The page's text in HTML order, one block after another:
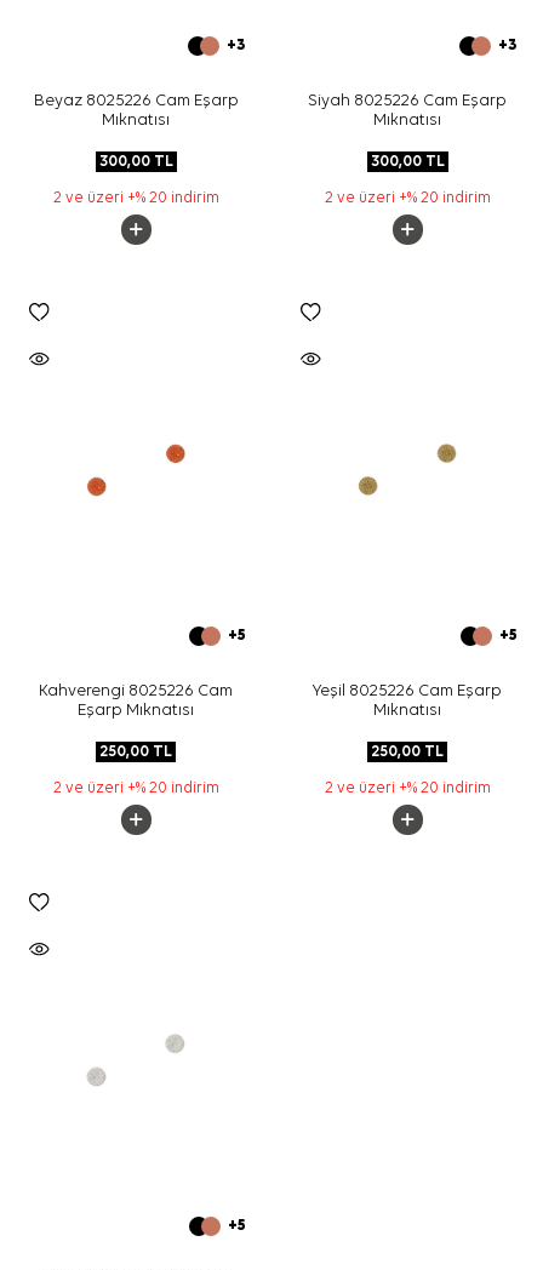
+3
Beyaz 8025226 Cam Eşarp
Mıknatısı
300,00TL
2 ve üzeri +% 20 indirim
+3
Siyah 8025226 Cam Eşarp
Mıknatısı
300,00TL
2 ve üzeri +% 20 indirim
+5
Kahverengi 8025226 Cam
Eşarp Mıknatısı
250,00 TL
2 ve üzeri +% 20 indirim
+5
Yeşil 8025226 Cam Eşarp
Mıknatısı
250,00 TL
2 ve üzeri +% 20 indirim
+5